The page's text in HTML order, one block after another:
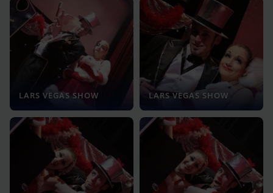
LARS VEGAS SHOW LARS VEGAS SHOW